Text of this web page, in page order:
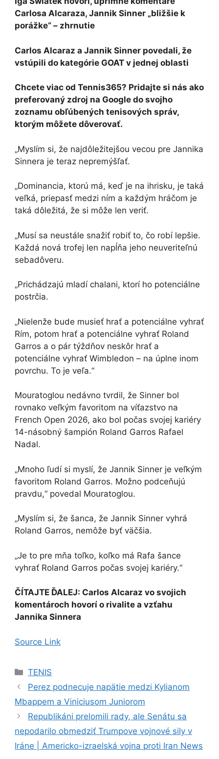
Carlosa Alcaraza, Jannik Sinner „bližšie k
porážke“ – zhrnutie
Carlos Alcaraz a Jannik Sinner povedali, že
vstúpili do kategórie GOAT v jednej oblasti
Chcete viac od Tennis365? Pridajte si nás ako
preferovaný zdroj na Google do svojho
zoznamu obľúbených tenisových správ,
ktorým môžete dôverovať.
„Myslím si, že najdôležitejšou vecou pre Jannika
Sinnera je teraz nepremýšľať.
„Dominancia, ktorú má, keď je na ihrisku, je taká
veľká, priepasť medzi ním a každým hráčom je
taká dôležitá, že si môže len veriť.
„Musí sa neustále snažiť robiť to, čo robí lepšie.
Každá nová trofej len napĺňa jeho neuveriteľnú
sebadôveru.
„Prichádzajú mladí chalani, ktorí ho potenciálne
postrčia.
„Nielenže bude musieť hrať a potenciálne vyhrať
Rím, potom hrať a potenciálne vyhrať Roland
Garros a o pár týždňov neskôr hrať a
potenciálne vyhrať Wimbledon – na úplne inom
povrchu. To je veľa.“
Mouratoglou nedávno tvrdil, že Sinner bol
rovnako veľkým favoritom na víťazstvo na
French Open 2026, ako bol počas svojej kariéry
14-násobný šampión Roland Garros Rafael
Nadal.
„Mnoho ľudí si myslí, že Jannik Sinner je veľkým
favoritom Roland Garros. Možno podceňujú
pravdu,“ povedal Mouratoglou.
„Myslím si, že šanca, že Jannik Sinner vyhrá
Roland Garros, nemôže byť väčšia.
„Je to pre mňa toľko, koľko má Rafa šance
vyhrať Roland Garros počas svojej kariéry.“
ČÍTAJTE ĎALEJ: Carlos Alcaraz vo svojich
komentároch hovorí o rivalite a vzťahu
Jannika Sinnera
Source Link
Kategórie
TENIS
Perez podnecuje napätie medzi Kylianom
Mbappem a Viniciusom Juniorom
Republikáni prelomili rady, ale Senátu sa
nepodarilo obmedziť Trumpove vojnové sily v
Iráne | Americko-izraelská vojna proti Iran News